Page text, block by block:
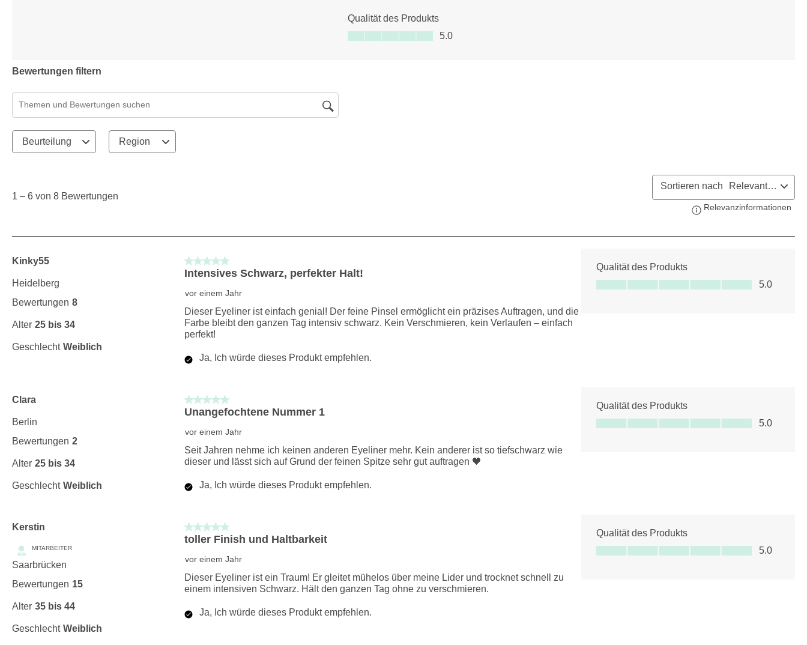
Qualität des Produkts
Qualität des Produkts, 5.0 von 5
5.0
Bewertungen filtern
Suchthemen und Bewertungen Suchregion
Beurteilung Region
6
1 – 6 von 8 Bewertungen
Sortieren nach Relevanteste
Relevanzinformationen
Kinky55
Heidelberg
Bewertungen 8
Alter 25 bis 34
Geschlecht Weiblich
5 von 5 Sternen.
Intensives Schwarz, perfekter Halt!
vor einem Jahr
Dieser Eyeliner ist einfach genial! Der feine Pinsel ermöglicht ein präzises Auftragen, und die
Farbe bleibt den ganzen Tag intensiv schwarz. Kein Verschmieren, kein Verlaufen – einfach
perfekt!
Ja, Ich würde dieses Produkt empfehlen.
Qualität des Produkts
Qualität des Produkts, 5.0 von 5
5.0
Clara
Berlin
Bewertungen 2
Alter 25 bis 34
Geschlecht Weiblich
5 von 5 Sternen.
Unangefochtene Nummer 1
vor einem Jahr
Seit Jahren nehme ich keinen anderen Eyeliner mehr. Kein anderer ist so tiefschwarz wie
dieser und lässt sich auf Grund der feinen Spitze sehr gut auftragen 🖤
Ja, Ich würde dieses Produkt empfehlen.
Qualität des Produkts
Qualität des Produkts, 5.0 von 5
5.0
Kerstin
MITARBEITER
Saarbrücken
Bewertungen 15
Alter 35 bis 44
Geschlecht Weiblich
5 von 5 Sternen.
toller Finish und Haltbarkeit
vor einem Jahr
Dieser Eyeliner ist ein Traum! Er gleitet mühelos über meine Lider und trocknet schnell zu
einem intensiven Schwarz. Hält den ganzen Tag ohne zu verschmieren.
Ja, Ich würde dieses Produkt empfehlen.
Qualität des Produkts
Qualität des Produkts, 5.0 von 5
5.0